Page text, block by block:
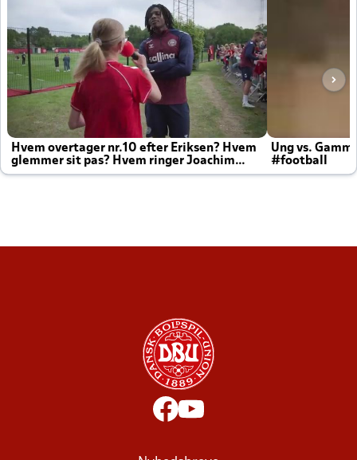
Hvem overtager nr.10 efter Eriksen? Hvem
glemmer sit pas? Hvem ringer Joachim
altid til efter kampe?
Ung vs.
#football